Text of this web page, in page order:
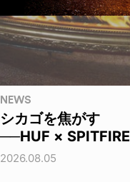
NEWS
シカゴを焦がす
──HUF × SPITFIRE
2026.08.05